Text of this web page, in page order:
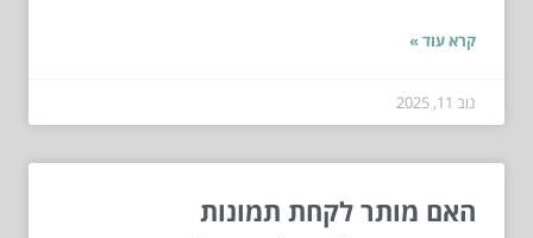
קרא עוד »
נוב 11, 2025
האם מותר לקחת תמונות